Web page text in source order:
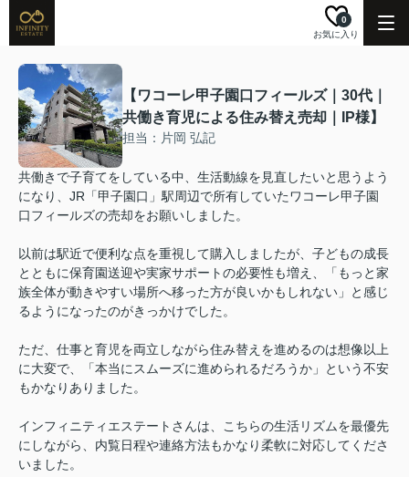
お気に入り
0
【ワコーレ甲子園口フィールズ｜30代｜
共働き育児による住み替え売却｜IP様】
担当：片岡 弘記
共働きで子育てをしている中、生活動線を見直したいと思うよう
になり、JR「甲子園口」駅周辺で所有していたワコーレ甲子園
口フィールズの売却をお願いしました。
以前は駅近で便利な点を重視して購入しましたが、子どもの成長
とともに保育園送迎や実家サポートの必要性も増え、「もっと家
族全体が動きやすい場所へ移った方が良いかもしれない」と感じ
るようになったのがきっかけでした。
ただ、仕事と育児を両立しながら住み替えを進めるのは想像以上
に大変で、「本当にスムーズに進められるだろうか」という不安
もかなりありました。
インフィニティエステートさんは、こちらの生活リズムを最優先
にしながら、内覧日程や連絡方法もかなり柔軟に対応してくださ
いました。